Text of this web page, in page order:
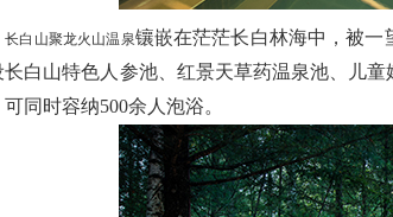
长白山聚龙火山温泉镶嵌在茫茫长白林海中，被一
长白山特色人参池、红景天草药温泉池、儿
同时容纳500余人泡浴。